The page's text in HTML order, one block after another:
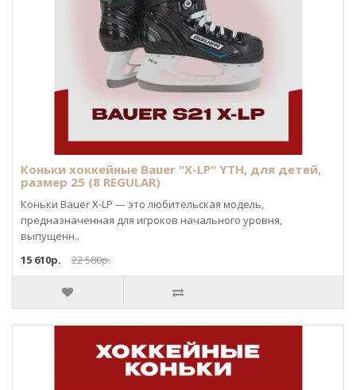
Коньки хоккейные Bauer "X-LP" YTH, для детей,
размер 25 (8 REGULAR)
Коньки Bauer X-LP — это любительская модель,
предназначенная для игроков начального уровня,
выпущенн..
15 610р.
22 580р.